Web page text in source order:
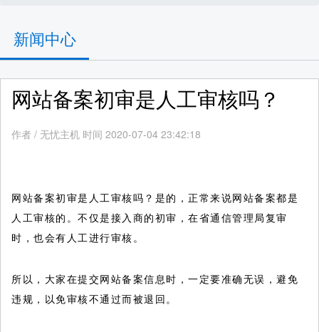
新闻中心
网站备案初审是人工审核吗？
作者 / 无忧主机 时间 2020-07-04 23:42:18
网站备案初审是人工审核吗？是的，正常来说网站备案都是
人工审核的。不仅是接入商的初审，在省通信管理局复审
时，也会有人工进行审核。
所以，大家在提交网站备案信息时，一定要准确无误，避免
违规，以免审核不通过而被退回。